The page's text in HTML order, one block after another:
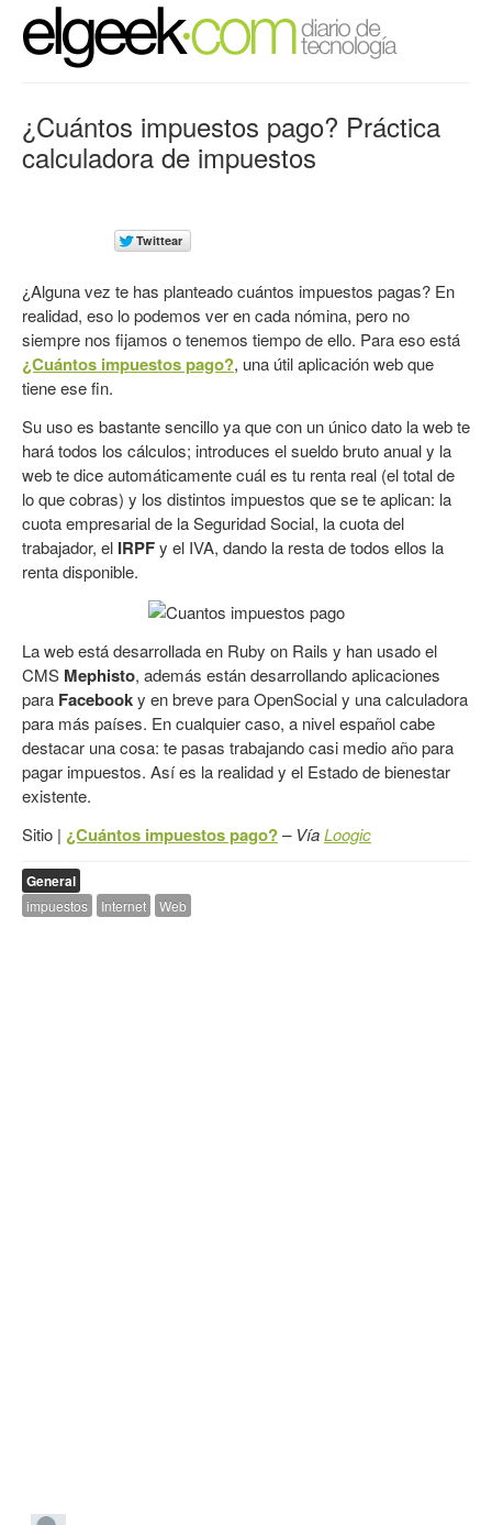
¿Cuántos impuestos pago? Práctica
calculadora de impuestos
¿Alguna vez te has planteado cuántos impuestos pagas? En
realidad, eso lo podemos ver en cada nómina, pero no
siempre nos fijamos o tenemos tiempo de ello. Para eso está
¿Cuántos impuestos pago?, una útil aplicación web que
tiene ese fin.
Su uso es bastante sencillo ya que con un único dato la web te
hará todos los cálculos; introduces el sueldo bruto anual y la
web te dice automáticamente cuál es tu renta real (el total de
lo que cobras) y los distintos impuestos que se te aplican: la
cuota empresarial de la Seguridad Social, la cuota del
trabajador, el IRPFy el IVA, dando la resta de todos ellos la
renta disponible.
La web está desarrollada en Ruby on Rails y han usado el
CMS Mephisto, además están desarrollando aplicaciones
para Facebooky en breve para OpenSocial y una calculadora
para más países. En cualquier caso, a nivel español cabe
destacar una cosa: te pasas trabajando casi medio año para
pagar impuestos. Así es la realidad y el Estado de bienestar
existente.
Sitio | ¿Cuántos impuestos pago?– VíaLoogic
General
impuestos Internet Web